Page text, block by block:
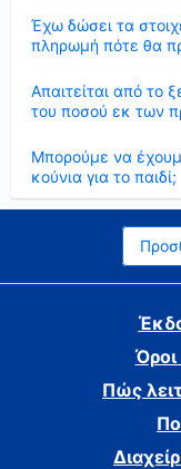
Έχω δώσει τα
πληρωμή πότε θα
Απαιτείται από το
του ποσού εκ των
Μπορούμε να
κούνια για το παιδί;
Πώς